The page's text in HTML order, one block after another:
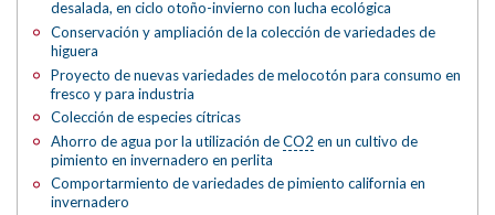
desalada, en ciclo otoño-invierno con lucha ecológica
Conservación y ampliación de la colección de variedades de
higuera
Proyecto de nuevas variedades de melocotón para consumo en
fresco y para industria
Colección de especies cítricas
Ahorro de agua por la utilización deCO2 en un cultivo de
pimiento en invernadero en perlita
Comportarmiento de variedades de pimiento california en
invernadero